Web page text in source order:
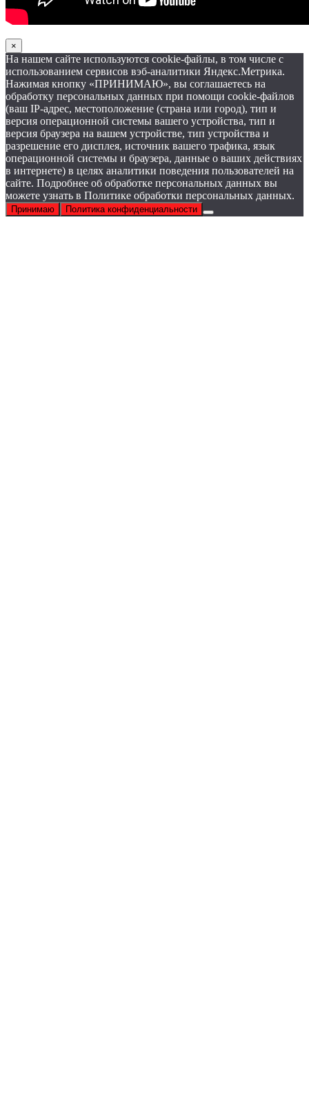
×
На нашем сайте используются cookie-файлы, в том числе с
использованием сервисов вэб-аналитики Яндекс.Метрика.
Нажимая кнопку «ПРИНИМАЮ», вы соглашаетесь на
обработку персональных данных при помощи cookie-файлов
(ваш IP-адрес, местоположение (страна или город), тип и
версия операционной системы вашего устройства, тип и
версия браузера на вашем устройстве, тип устройства и
разрешение его дисплея, источник вашего трафика, язык
операционной системы и браузера, данные о ваших действиях
в интернете) в целях аналитики поведения пользователей на
сайте. Подробнее об обработке персональных данных вы
можете узнать в Политике обработки персональных данных.
Принимаю Политика конфиденциальности